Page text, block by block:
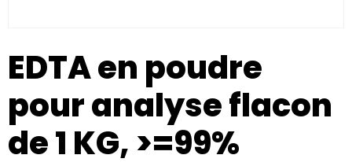
EDTA en poudre
pour analyse flacon
de 1 KG, >=99%